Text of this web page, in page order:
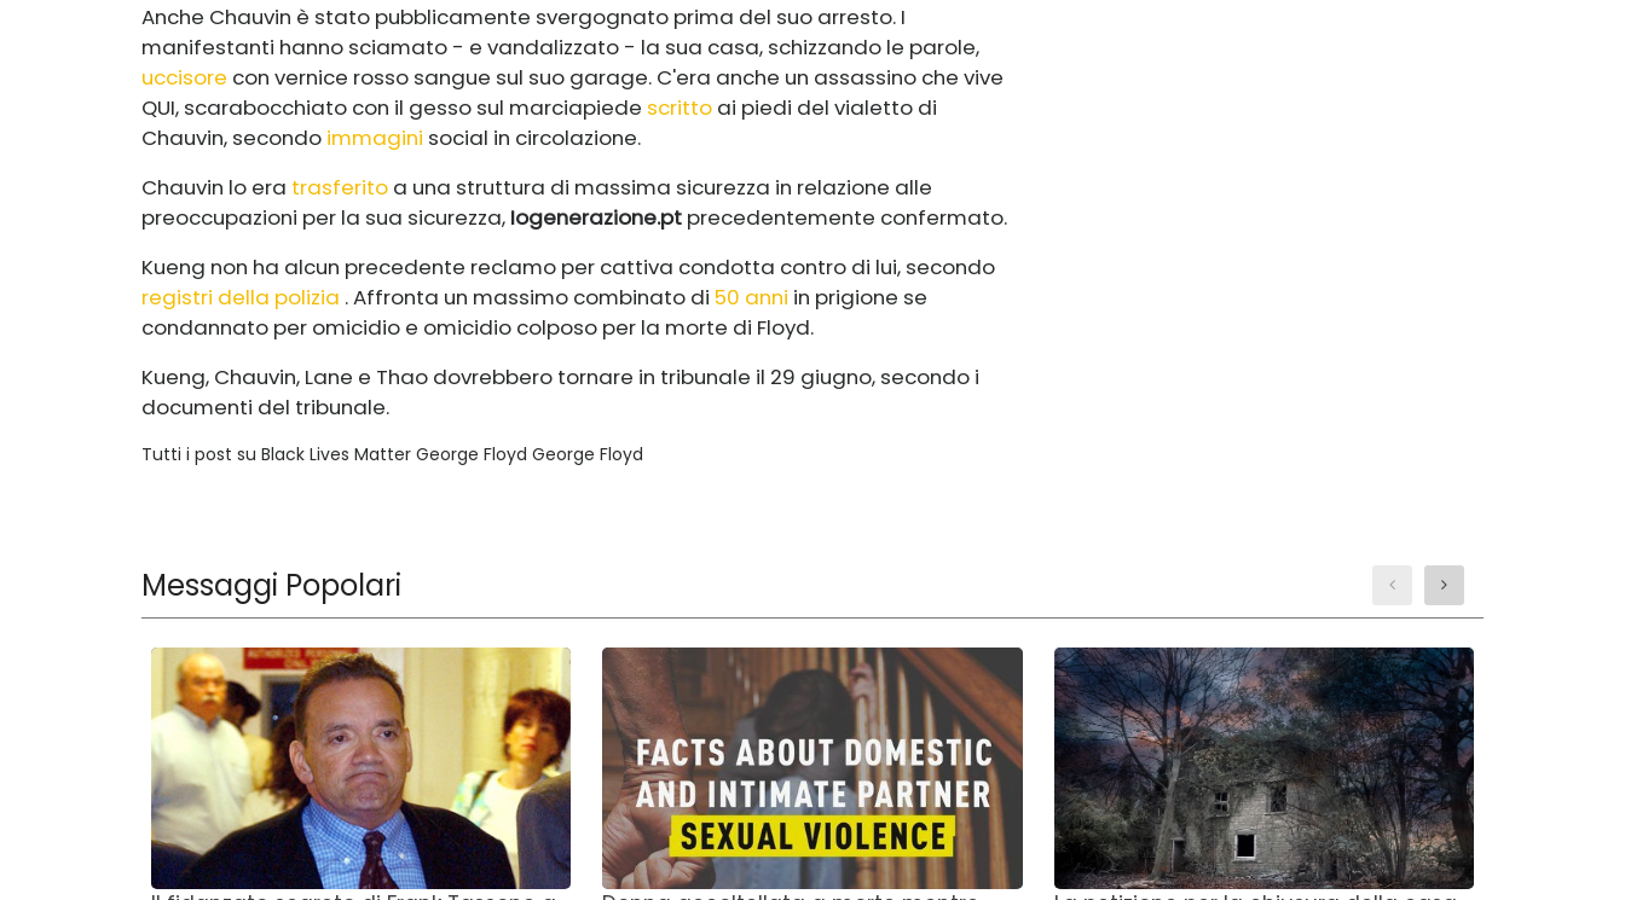
Anche Chauvin è stato pubblicamente svergognato prima del suo arresto. I
manifestanti hanno sciamato - e vandalizzato - la sua casa, schizzando le parole,
uccisore con vernice rosso sangue sul suo garage. C'era anche un assassino che vive
QUI, scarabocchiato con il gesso sul marciapiede scritto ai piedi del vialetto di
Chauvin, secondo immagini social in circolazione.
Chauvin lo era trasferito a una struttura di massima sicurezza in relazione alle
preoccupazioni per la sua sicurezza, Iogenerazione.pt precedentemente confermato.
Kueng non ha alcun precedente reclamo per cattiva condotta contro di lui, secondo
registri della polizia . Affronta un massimo combinato di 50 anni in prigione se
condannato per omicidio e omicidio colposo per la morte di Floyd.
Kueng, Chauvin, Lane e Thao dovrebbero tornare in tribunale il 29 giugno, secondo i
documenti del tribunale.
Tutti i post su Black Lives Matter George Floyd George Floyd
Messaggi Popolari